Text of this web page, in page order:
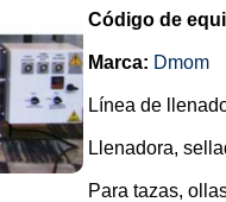
Código de
Marca: Dmom
Línea de
Llenadora,
Para tazas,